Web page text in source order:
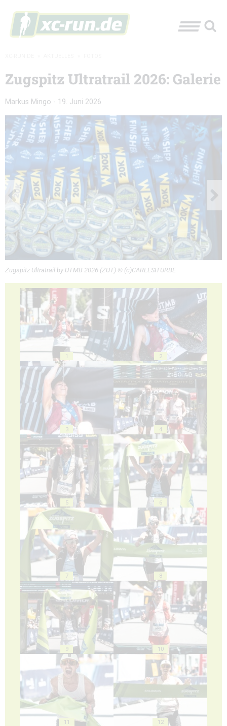
Zugspitz Ultratrail 2026: Galerie
Markus Mingo - 19. Juni 2026
Zugspitz Ultratrail by UTMB 2026 (ZUT) © (c)CARLESITURBE
1 2
3 4
5 6
7 8
9 10
11 12